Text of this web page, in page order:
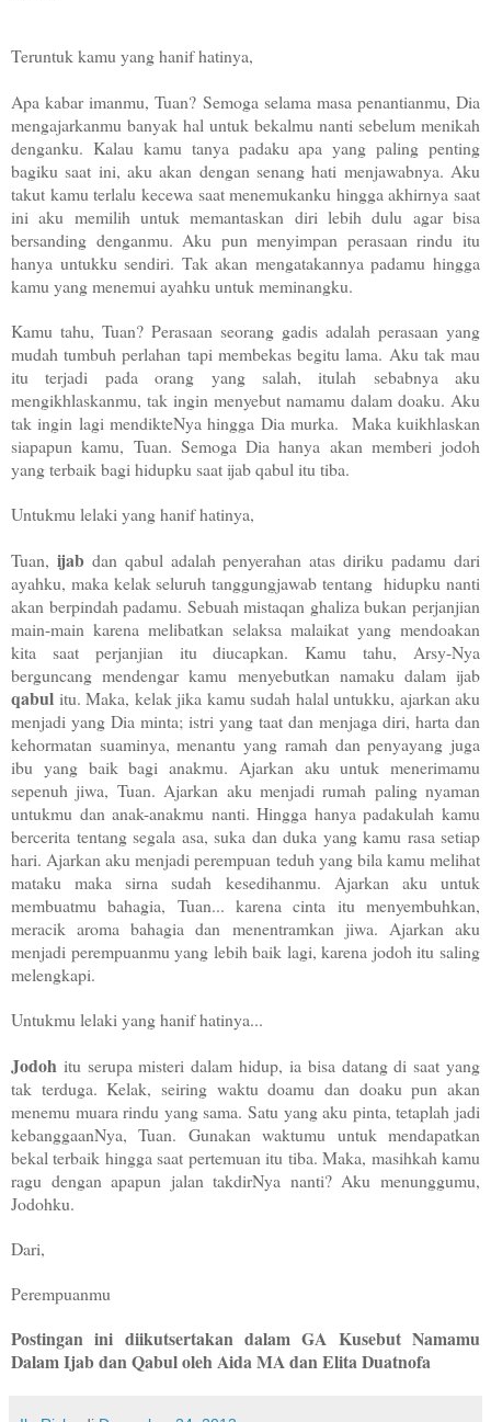
Teruntuk kamu yang hanif hatinya,
Apa kabar imanmu, Tuan? Semoga selama masa penantianmu, Dia
mengajarkanmu banyak hal untuk bekalmu nanti sebelum menikah
denganku. Kalau kamu tanya padaku apa yang paling penting
bagiku saat ini, aku akan dengan senang hati menjawabnya. Aku
takut kamu terlalu kecewa saat menemukanku hingga akhirnya saat
ini aku memilih untuk memantaskan diri lebih dulu agar bisa
bersanding denganmu. Aku pun menyimpan perasaan rindu itu
hanya untukku sendiri. Tak akan mengatakannya padamu hingga
kamu yang menemui ayahku untuk meminangku.
Kamu tahu, Tuan? Perasaan seorang gadis adalah perasaan yang
mudah tumbuh perlahan tapi membekas begitu lama. Aku tak mau
itu terjadi pada orang yang salah, itulah sebabnya aku
mengikhlaskanmu, tak ingin menyebut namamu dalam doaku. Aku
tak ingin lagi mendikteNya hingga Dia murka. Maka kuikhlaskan
siapapun kamu, Tuan. Semoga Dia hanya akan memberi jodoh
yang terbaik bagi hidupku saat ijab qabul itu tiba.
Untukmu lelaki yang hanif hatinya,
Tuan, ijabdan qabul adalah penyerahan atas diriku padamu dari
ayahku, maka kelak seluruh tanggungjawab tentang hidupku nanti
akan berpindah padamu. Sebuah mistaqan ghaliza bukan perjanjian
main-main karena melibatkan selaksa malaikat yang mendoakan
kita saat perjanjian itu diucapkan. Kamu tahu, Arsy-Nya
berguncang mendengar kamu menyebutkan namaku dalam ijab
qabul itu. Maka, kelak jika kamu sudah halal untukku, ajarkan aku
menjadi yang Dia minta; istri yang taat dan menjaga diri, harta dan
kehormatan suaminya, menantu yang ramah dan penyayang juga
ibu yang baik bagi anakmu. Ajarkan aku untuk menerimamu
sepenuh jiwa, Tuan. Ajarkan aku menjadi rumah paling nyaman
untukmu dan anak-anakmu nanti. Hingga hanya padakulah kamu
bercerita tentang segala asa, suka dan duka yang kamu rasa setiap
hari. Ajarkan aku menjadi perempuan teduh yang bila kamu melihat
mataku maka sirna sudah kesedihanmu. Ajarkan aku untuk
membuatmu bahagia, Tuan... karena cinta itu menyembuhkan,
meracik aroma bahagia dan menentramkan jiwa. Ajarkan aku
menjadi perempuanmu yang lebih baik lagi, karena jodoh itu saling
melengkapi.
Untukmu lelaki yang hanif hatinya...
Jodoh itu serupa misteri dalam hidup, ia bisa datang di saat yang
tak terduga. Kelak, seiring waktu doamu dan doaku pun akan
menemu muara rindu yang sama. Satu yang aku pinta, tetaplah jadi
kebanggaanNya, Tuan. Gunakan waktumu untuk mendapatkan
bekal terbaik hingga saat pertemuan itu tiba. Maka, masihkah kamu
ragu dengan apapun jalan takdirNya nanti? Aku menunggumu,
Jodohku.
Dari,
Perempuanmu
Postingan ini diikutsertakan dalam GA Kusebut Namamu
Dalam Ijab dan Qabul oleh Aida MA dan Elita Duatnofa